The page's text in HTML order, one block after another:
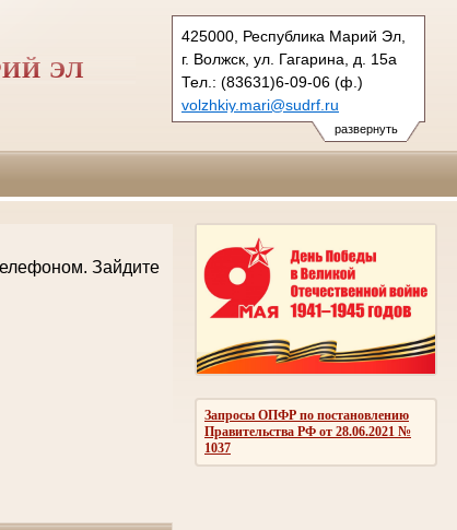
развернуть
425000, Республика Марий Эл,
г. Волжск, ул. Гагарина, д. 15а
Тел.: (83631)6-09-06 (ф.)
volzhkiy.mari@sudrf.ru
ЭЛ
Запросы ОПФР по постановлению
Правительства РФ от 28.06.2021 №
1037
Зайдите